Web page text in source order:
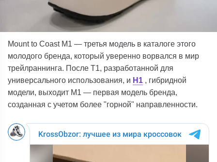
Mountto Coast M1 — третья модель в каталоге этого
молодого бренда, который уверенно ворвался в мир
трейлраннинга. После T1, разработанной для
универсального использования, и H1 , гибридной
модели, выходит M1 — первая модель бренда,
созданная с учетом более "горной" направленности.